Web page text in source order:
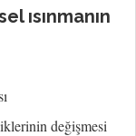
ısınmanın
değişmesi